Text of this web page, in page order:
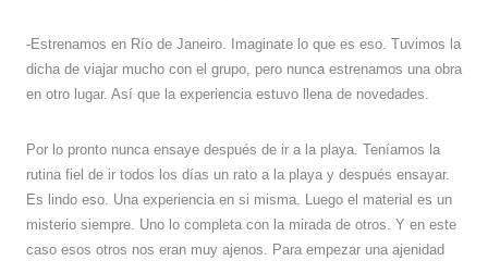
-Estrenamos en Río de Janeiro. Imaginate lo que es eso. Tuvimos la
dicha de viajar mucho con el grupo, pero nunca estrenamos una obra
en otro lugar. Así que la experiencia estuvo llena de novedades.
Por lo pronto nunca ensaye después de ir a la playa. Teníamos la
rutina fiel de ir todos los días un rato a la playa y después ensayar.
Es lindo eso. Una experiencia en si misma. Luego el material es un
misterio siempre. Uno lo completa con la mirada de otros. Y en este
caso esos otros nos eran muy ajenos. Para empezar una ajenidad